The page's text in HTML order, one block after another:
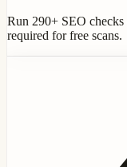
Run 290+ SEO
required for free scans.